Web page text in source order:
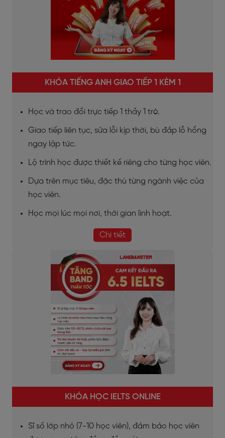
KHÓA TIẾNG ANH GIAO TIẾP 1 KÈM 1
Học và trao đổi trực tiếp 1 thầy 1 trò.
Giao tiếp liên tục, sửa lỗi kịp thời, bù đắp lỗ hổng
ngay lập tức.
Lộ trình học được thiết kế riêng cho từng học viên.
Dựa trên mục tiêu, đặc thù từng ngành việc của
học viên.
Học mọi lúc mọi nơi, thời gian linh hoạt.
Chi tiết
KHÓA HỌC IELTS ONLINE
Sĩ số lớp nhỏ (7-10 học viên), đảm bảo học viên